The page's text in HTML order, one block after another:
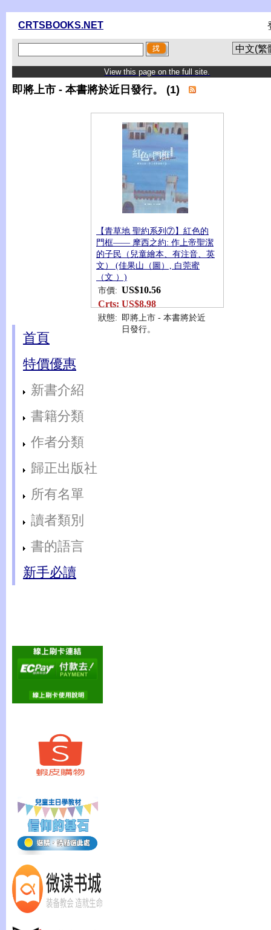
CRTSBOOKS.NET
View this page on the full site.
即將上市 - 本書將於近日發行。 (1)
【青草地 聖約系列⑦】紅色的
門框—— 摩西之約: 作上帝聖潔
的子民（兒童繪本、有注音、英
文） (佳果山（圖）, 白莞蜜
（文 ）)
市價: US$10.56
Crts: US$8.98
狀態:
即將上市 - 本書將於近
日發行。
首頁
特價優惠
新書介紹
書籍分類
作者分類
歸正出版社
所有名單
讀者類別
書的語言
新手必讀